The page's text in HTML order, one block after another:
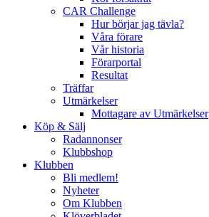
CAR Challenge
Hur börjar jag tävla?
Våra förare
Vår historia
Förarportal
Resultat
Träffar
Utmärkelser
Mottagare av Utmärkelser
Köp & Sälj
Radannonser
Klubbshop
Klubben
Bli medlem!
Nyheter
Om Klubben